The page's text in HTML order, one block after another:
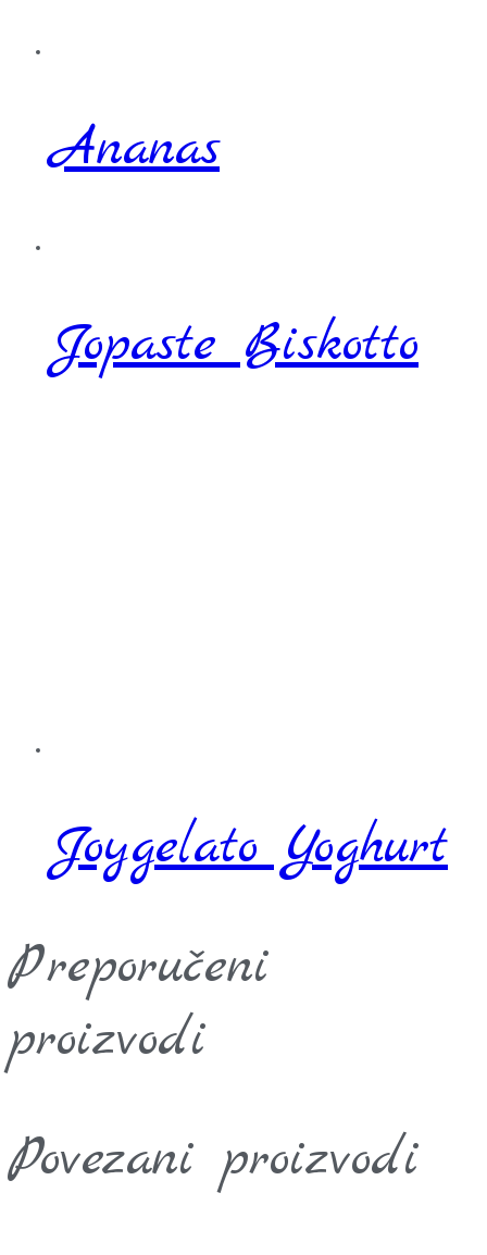
Ananas
Jopaste Biskotto
Joygelato Yoghurt
Preporučeni
proizvodi
Povezani proizvodi